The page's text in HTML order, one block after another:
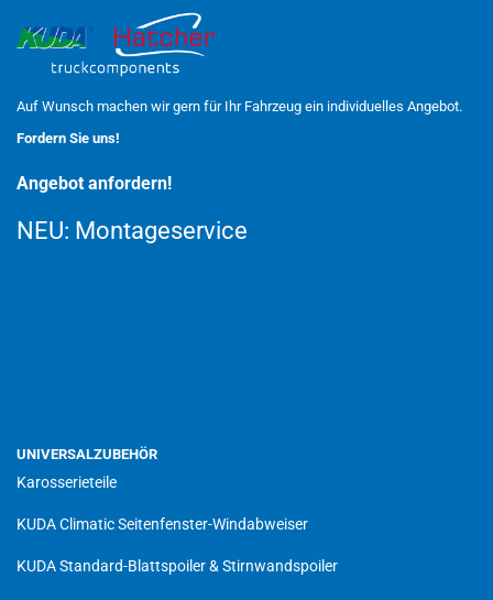
Auf Wunsch machen wir gern für Ihr Fahrzeug ein individuelles Angebot.
Fordern Sie uns!
Angebot anfordern!
NEU: Montageservice
UNIVERSALZUBEHÖR
Karosserieteile
KUDA Climatic Seitenfenster-Windabweiser
KUDA Standard-Blattspoiler & Stirnwandspoiler